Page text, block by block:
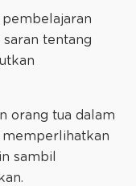
tentang
orang tua dalam
memperlihatkan
sambil